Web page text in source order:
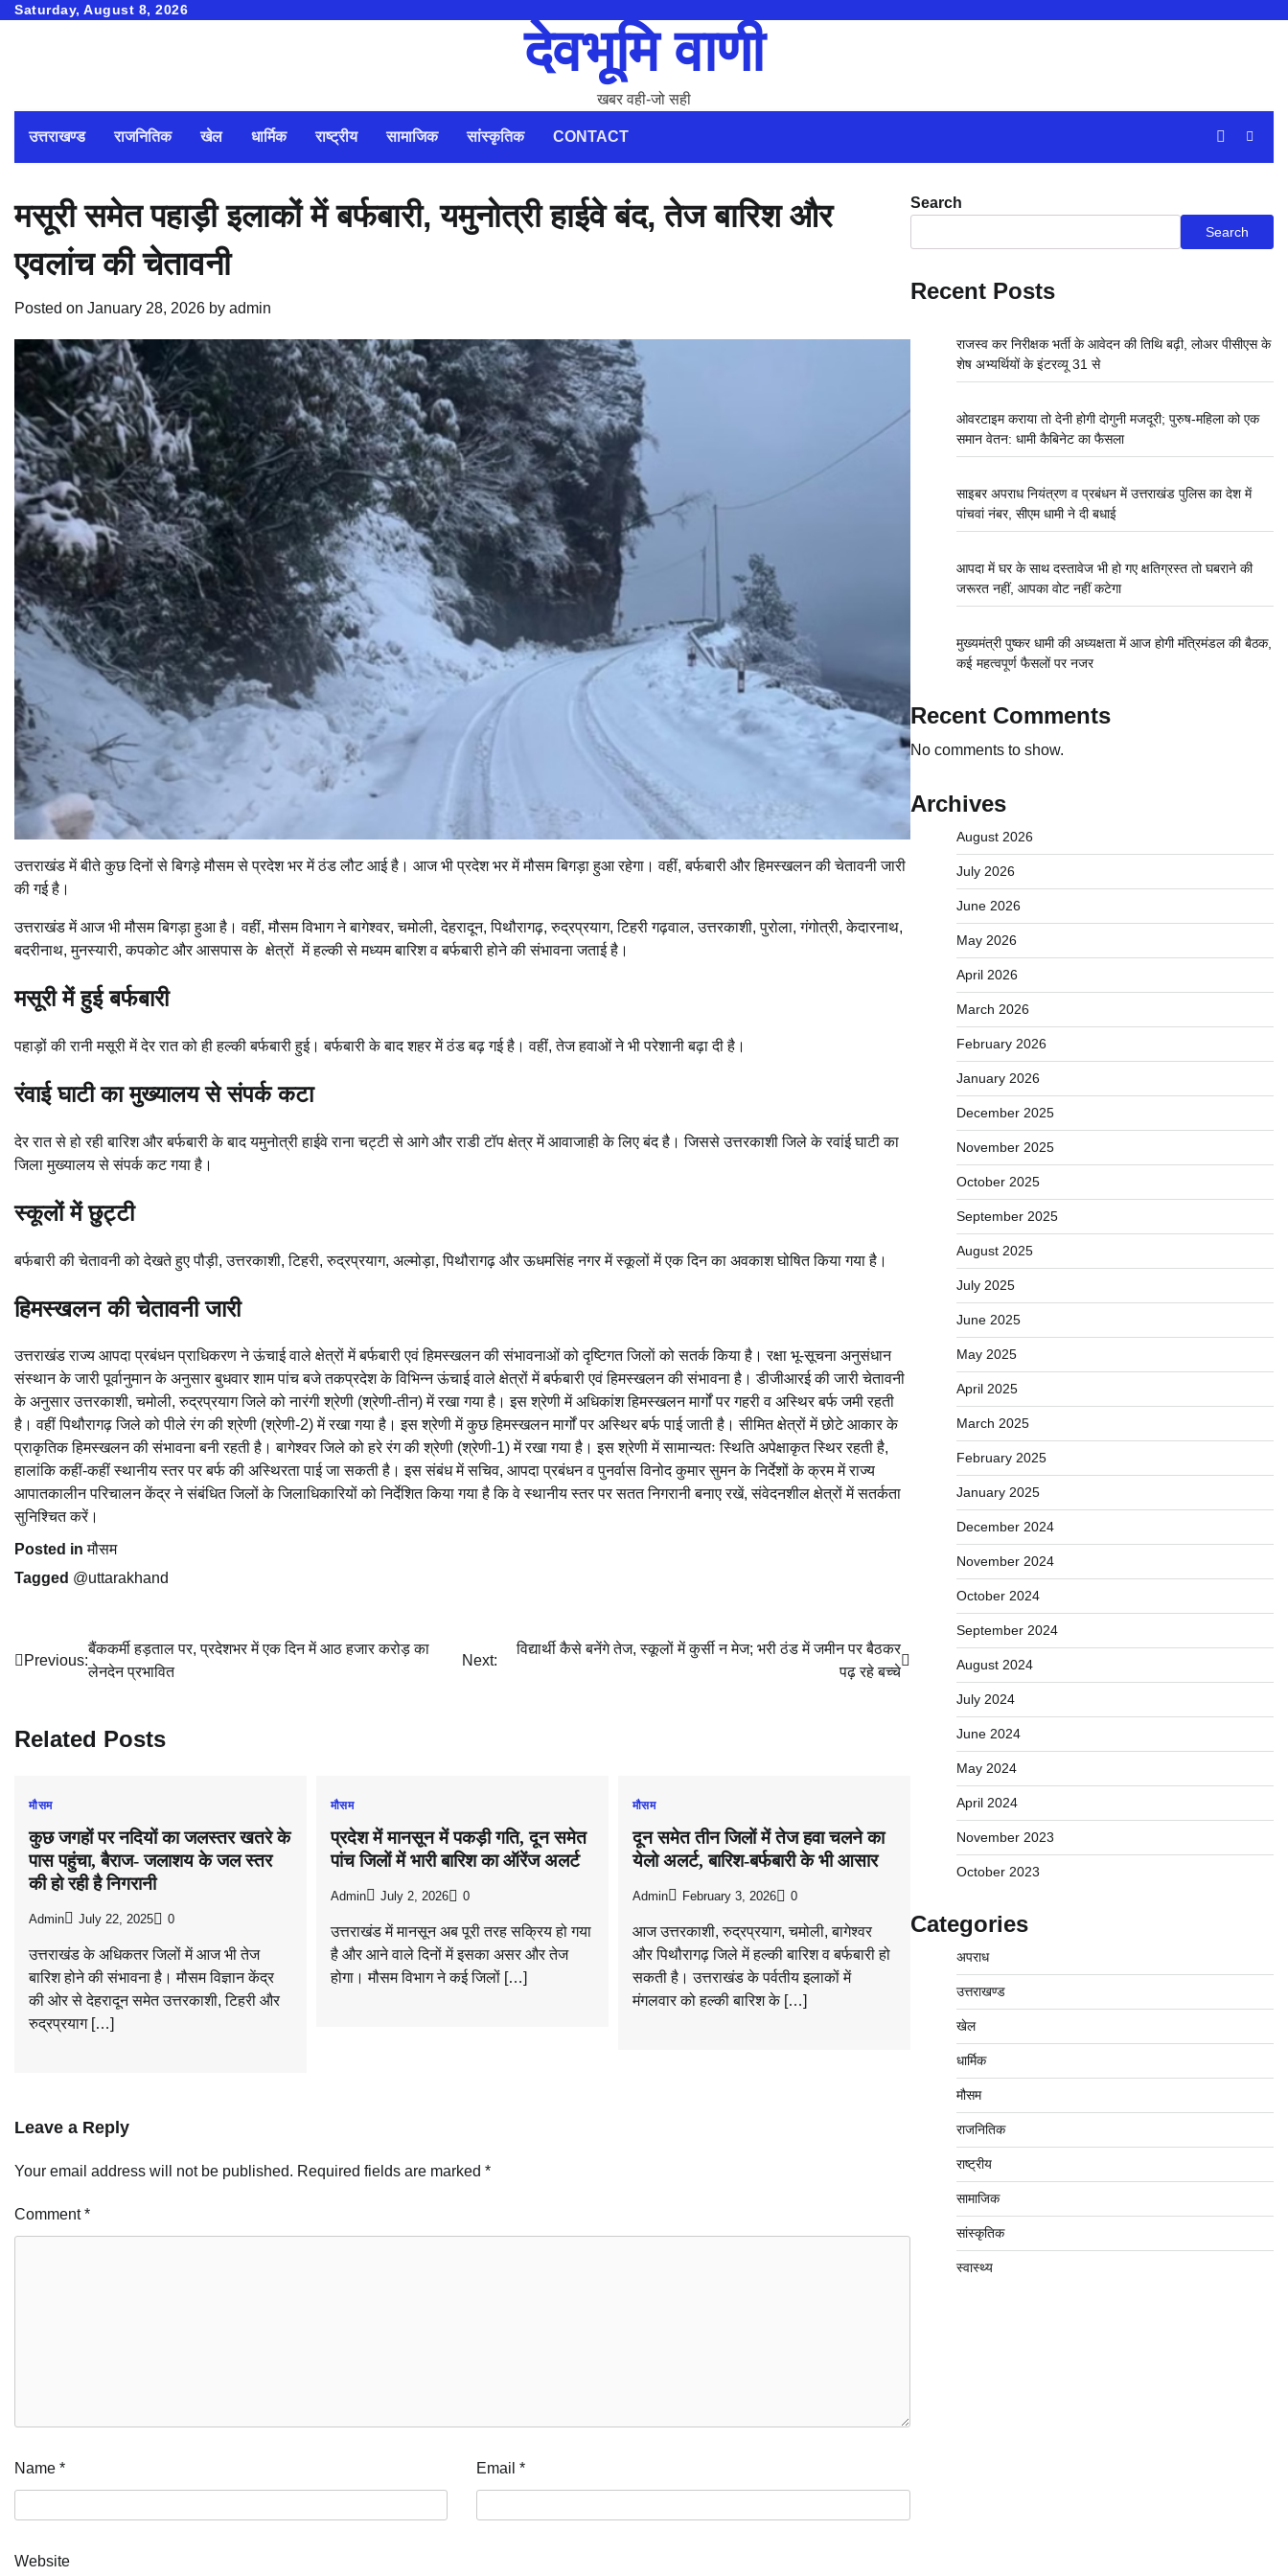
SkipSaturday, August 8, 2026
देवभूमि वाणी
खबर वही-जो सही
उत्तराखण्ड राजनितिक खेल धार्मिक राष्ट्रीय सामाजिक सांस्कृतिक CONTACT
मसूरी समेत पहाड़ी इलाकों में बर्फबारी, यमुनोत्री हाईवे बंद, तेज बारिश और
एवलांच की चेतावनी
Posted on January 28, 2026 by admin
उत्तराखंड में बीते कुछ दिनों से बिगड़े मौसम से प्रदेश भर में ठंड लौट आई है। आज भी प्रदेश भर में मौसम बिगड़ा हुआ रहेगा। वहीं, बर्फबारी और हिमस्खलन की चेतावनी जारी
की गई है।
उत्तराखंड में आज भी मौसम बिगड़ा हुआ है। वहीं, मौसम विभाग ने बागेश्वर, चमोली, देहरादून, पिथौरागढ़, रुद्रप्रयाग, टिहरी गढ़वाल, उत्तरकाशी, पुरोला, गंगोत्री, केदारनाथ,
बदरीनाथ, मुनस्यारी, कपकोट और आसपास के क्षेत्रों में हल्की से मध्यम बारिश व बर्फबारी होने की संभावना जताई है।
मसूरी में हुई बर्फबारी
पहाड़ों की रानी मसूरी में देर रात को ही हल्की बर्फबारी हुई। बर्फबारी के बाद शहर में ठंड बढ़ गई है। वहीं, तेज हवाओं ने भी परेशानी बढ़ा दी है।
रंवाई घाटी का मुख्यालय से संपर्क कटा
देर रात से हो रही बारिश और बर्फबारी के बाद यमुनोत्री हाईवे राना चट्टी से आगे और राडी टॉप क्षेत्र में आवाजाही के लिए बंद है। जिससे उत्तरकाशी जिले के रवांई घाटी का
जिला मुख्यालय से संपर्क कट गया है।
स्कूलों में छुट्टी
बर्फबारी की चेतावनी को देखते हुए पौड़ी, उत्तरकाशी, टिहरी, रुद्रप्रयाग, अल्मोड़ा, पिथौरागढ़ और ऊधमसिंह नगर में स्कूलों में एक दिन का अवकाश घोषित किया गया है।
हिमस्खलन की चेतावनी जारी
उत्तराखंड राज्य आपदा प्रबंधन प्राधिकरण ने ऊंचाई वाले क्षेत्रों में बर्फबारी एवं हिमस्खलन की संभावनाओं को दृष्टिगत जिलाें को सतर्क किया है। रक्षा भू-सूचना अनुसंधान
संस्थान के जारी पूर्वानुमान के अनुसार बुधवार शाम पांच बजे तकप्रदेश के विभिन्न ऊंचाई वाले क्षेत्रों में बर्फबारी एवं हिमस्खलन की संभावना है। डीजीआरई की जारी चेतावनी
के अनुसार उत्तरकाशी, चमोली, रुद्रप्रयाग जिले को नारंगी श्रेणी (श्रेणी-तीन) में रखा गया है। इस श्रेणी में अधिकांश हिमस्खलन मार्गों पर गहरी व अस्थिर बर्फ जमी रहती
है। वहीं पिथौरागढ़ जिले को पीले रंग की श्रेणी (श्रेणी-2) में रखा गया है। इस श्रेणी में कुछ हिमस्खलन मार्गों पर अस्थिर बर्फ पाई जाती है। सीमित क्षेत्रों में छोटे आकार के
प्राकृतिक हिमस्खलन की संभावना बनी रहती है। बागेश्वर जिले को हरे रंग की श्रेणी (श्रेणी-1) में रखा गया है। इस श्रेणी में सामान्यतः स्थिति अपेक्षाकृत स्थिर रहती है,
हालांकि कहीं-कहीं स्थानीय स्तर पर बर्फ की अस्थिरता पाई जा सकती है। इस संबंध में सचिव, आपदा प्रबंधन व पुनर्वास विनोद कुमार सुमन के निर्देशों के क्रम में राज्य
आपातकालीन परिचालन केंद्र ने संबंधित जिलों के जिलाधिकारियों को निर्देशित किया गया है कि वे स्थानीय स्तर पर सतत निगरानी बनाए रखें, संवेदनशील क्षेत्रों में सतर्कता
सुनिश्चित करें।
Posted inमौसम
Tagged @uttarakhand
Post
Previous:
बैंककर्मी हड़ताल पर, प्रदेशभर में एक दिन में आठ हजार करोड़ का
लेनदेन प्रभावित
Next:
विद्यार्थी कैसे बनेंगे तेज, स्कूलों में कुर्सी न मेज; भरी ठंड में जमीन पर बैठकर
पढ़ रहे बच्चे
Related Posts
मौसम
कुछ जगहों पर नदियों का जलस्तर खतरे के
पास पहुंचा, बैराज- जलाशय के जल स्तर
की हो रही है निगरानी
Admin July 22, 2025 0
उत्तराखंड के अधिकतर जिलों में आज भी तेज
बारिश होने की संभावना है। मौसम विज्ञान केंद्र
की ओर से देहरादून समेत उत्तरकाशी, टिहरी और
रुद्रप्रयाग […]
मौसम
प्रदेश में मानसून में पकड़ी गति, दून समेत
पांच जिलों में भारी बारिश का ऑरेंज अलर्ट
Admin July 2, 2026 0
उत्तराखंड में मानसून अब पूरी तरह सक्रिय हो गया
है और आने वाले दिनों में इसका असर और तेज
होगा। मौसम विभाग ने कई जिलों […]
मौसम
दून समेत तीन जिलों में तेज हवा चलने का
येलो अलर्ट, बारिश-बर्फबारी के भी आसार
Admin February 3, 2026 0
आज उत्तरकाशी, रुद्रप्रयाग, चमोली, बागेश्वर
और पिथौरागढ़ जिले में हल्की बारिश व बर्फबारी हो
सकती है। उत्तराखंड के पर्वतीय इलाकों में
मंगलवार को हल्की बारिश के […]
Leave a Reply
Your email address will not be published. Required fields are marked *
Comment*
Name * Email*
Website
Search
Search
Recent Posts
राजस्व कर निरीक्षक भर्ती के आवेदन की तिथि बढ़ी, लोअर पीसीएस के
शेष अभ्यर्थियों के इंटरव्यू 31 से
ओवरटाइम कराया तो देनी होगी दोगुनी मजदूरी; पुरुष-महिला को एक
समान वेतन: धामी कैबिनेट का फैसला
साइबर अपराध नियंत्रण व प्रबंधन में उत्तराखंड पुलिस का देश में
पांचवां नंबर, सीएम धामी ने दी बधाई
आपदा में घर के साथ दस्तावेज भी हो गए क्षतिग्रस्त तो घबराने की
जरूरत नहीं, आपका वोट नहीं कटेगा
मुख्यमंत्री पुष्कर धामी की अध्यक्षता में आज होगी मंत्रिमंडल की बैठक,
कई महत्वपूर्ण फैसलों पर नजर
Recent Comments
No comments to show.
Archives
August 2026
July 2026
June 2026
May 2026
April 2026
March 2026
February 2026
January 2026
December 2025
November 2025
October 2025
September 2025
August 2025
July 2025
June 2025
May 2025
April 2025
March 2025
February 2025
January 2025
December 2024
November 2024
October 2024
September 2024
August 2024
July 2024
June 2024
May 2024
April 2024
November 2023
October 2023
Categories
अपराध
उत्तराखण्ड
खेल
धार्मिक
मौसम
राजनितिक
राष्ट्रीय
सामाजिक
सांस्कृतिक
स्वास्थ्य